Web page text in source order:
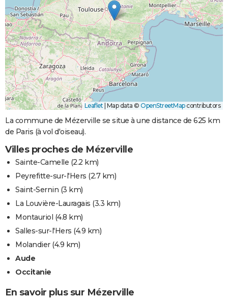
Leaflet Map data © OpenStreetMapcontributors
La commune de Mézerville se situe à une distance de 625 km
de Paris (à vol d'oiseau).
Villes proches de Mézerville
Sainte-Camelle (2.2 km)
Peyrefitte-sur-l'Hers (2.7 km)
Saint-Sernin (3 km)
La Louvière-Lauragais (3.3 km)
Montauriol (4.8 km)
Salles-sur-l'Hers (4.9 km)
Molandier(4.9 km)
Aude
Occitanie
En savoir plus sur Mézerville